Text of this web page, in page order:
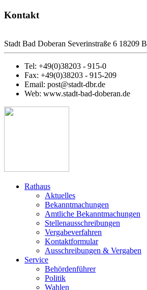
Kontakt
Stadt Bad Doberan Severinstraße 6 18209
Tel: +49(0)38203 - 915-0
Fax: +49(0)38203 - 915-209
Email: post@stadt-dbr.de
Web: www.stadt-bad-doberan.de
Rathaus
Aktuelles
Bekanntmachungen
Amtliche Bekanntmachungen
Stellenausschreibungen
Vergabeverfahren
Kontaktformular
Ausschreibungen & Vergaben
Service
Behördenführer
Politik
Wahlen